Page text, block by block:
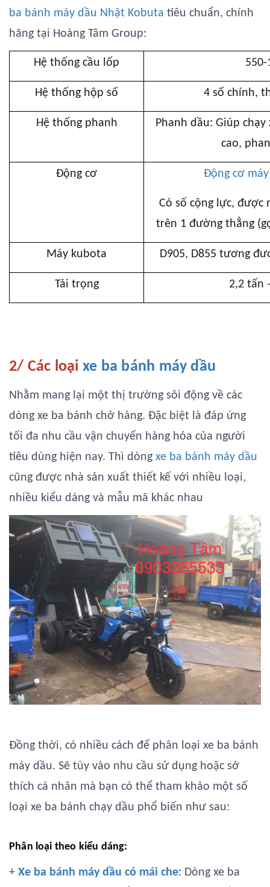
ba bánh máy dầu Nhật Kobuta tiêu chuẩn, chính
hãng tại Hoàng Tâm Group:
Hệ thống cầu lốp
Hệ thống hộp số 4 số chính,
Hệ thống phanh
Phanh dầu: Giúp
cao,
Động cơ Động cơ máy
Có số cộng lực,
trên 1 đường thẳng
Máy kubota D905, D855 tương
Tải trọng 2,2 tấn
2/ Các loại xe ba bánh máy dầu
Nhằm mang lại một thị trường sôi động về các
dòng xe ba bánh chở hàng. Đặc biệt là đáp ứng
tối đa nhu cầu vận chuyển hàng hóa của người
tiêu dùng hiện nay. Thì dòng xe ba bánh máy dầu
cũng được nhà sản xuất thiết kế với nhiều loại,
nhiều kiểu dáng và mẫu mã khác nhau
Đồng thời, có nhiều cách để phân loại xe ba bánh
máy dầu. Sẽ tùy vào nhu cầu sử dụng hoặc sở
thích cá nhân mà bạn có thể tham khảo một số
loại xe ba bánh chạy dầu phổ biến như sau:
Phân loại theo kiểu dáng:
+ Xe ba bánh máy dầu có mái che: Dòng xe ba